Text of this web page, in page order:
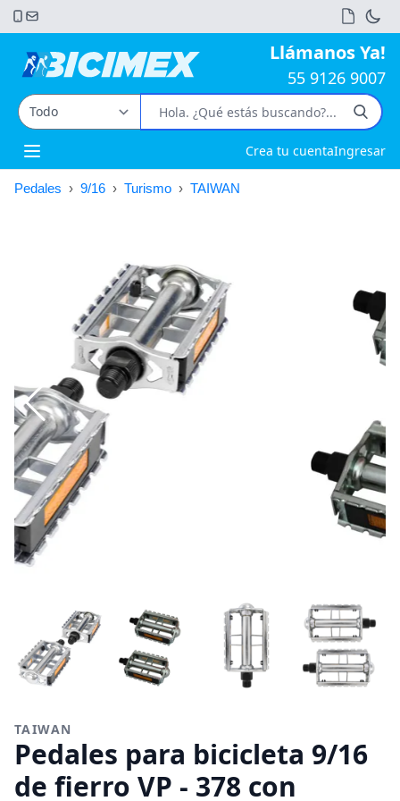
Llámanos Ya!
55 9126 9007
Open main menu Crea tu cuentaIngresar
Pedales › 9/16 › Turismo › TAIWAN
TAIWAN
Pedales para bicicleta 9/16
de fierro VP - 378 con